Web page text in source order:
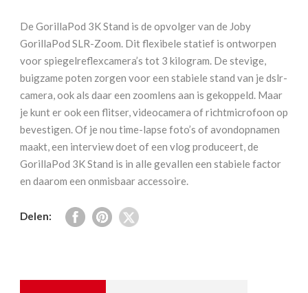
Stand
aantal
De GorillaPod 3K Stand is de opvolger van de Joby
GorillaPod SLR-Zoom. Dit flexibele statief is ontworpen
voor spiegelreflexcamera’s tot 3 kilogram. De stevige,
buigzame poten zorgen voor een stabiele stand van je dslr-
camera, ook als daar een zoomlens aan is gekoppeld. Maar
je kunt er ook een flitser, videocamera of richtmicrofoon op
bevestigen. Of je nou time-lapse foto’s of avondopnamen
maakt, een interview doet of een vlog produceert, de
GorillaPod 3K Stand is in alle gevallen een stabiele factor
en daarom een onmisbaar accessoire.
Delen: